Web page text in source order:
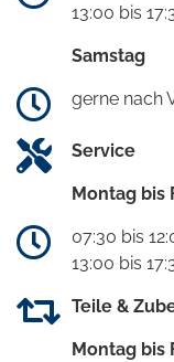
13:00 bis
Samstag
gerne nach
Service
Montag bis
07:30 bis
13:00 bis
Teile &
Montag bis